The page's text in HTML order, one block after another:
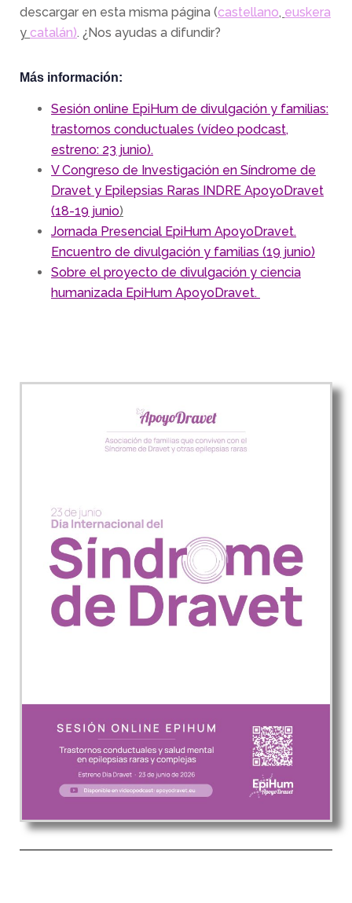
descargar en esta misma página (castellano, euskera
y catalán). ¿Nos ayudas a difundir?
Más información:
Sesión online EpiHum de divulgación y familias:
trastornos conductuales (vídeo podcast,
estreno: 23 junio).
V Congreso de Investigación en Síndrome de
Dravet y Epilepsias Raras INDRE ApoyoDravet
(18-19 junio)
Jornada Presencial EpiHum ApoyoDravet.
Encuentro de divulgación y familias (19 junio)
Sobre el proyecto de divulgación y ciencia
humanizada EpiHum ApoyoDravet.